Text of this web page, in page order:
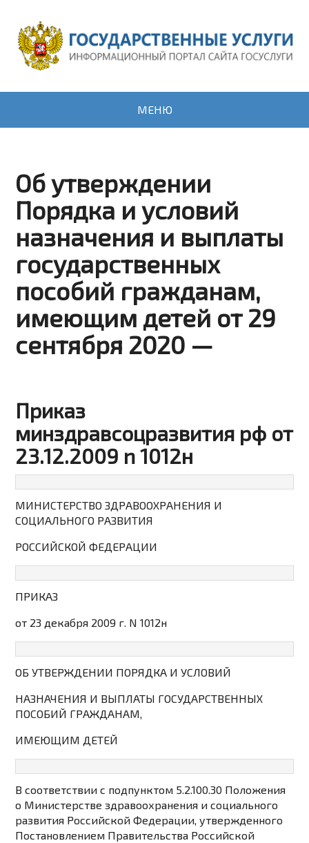
МЕНЮ
Об утверждении
Порядка и условий
назначения и выплаты
государственных
пособий гражданам,
имеющим детей от 29
сентября 2020 —
Приказ
минздравсоцразвития рф от
23.12.2009 n 1012н
МИНИСТЕРСТВО ЗДРАВООХРАНЕНИЯ И
СОЦИАЛЬНОГО РАЗВИТИЯ
РОССИЙСКОЙ ФЕДЕРАЦИИ
ПРИКАЗ
от 23 декабря 2009 г. N 1012н
ОБ УТВЕРЖДЕНИИ ПОРЯДКА И УСЛОВИЙ
НАЗНАЧЕНИЯ И ВЫПЛАТЫ ГОСУДАРСТВЕННЫХ
ПОСОБИЙ ГРАЖДАНАМ,
ИМЕЮЩИМ ДЕТЕЙ
В соответствии с подпунктом 5.2.100.30 Положения
о Министерстве здравоохранения и социального
развития Российской Федерации, утвержденного
Постановлением Правительства Российской